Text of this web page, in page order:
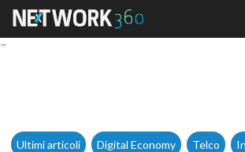
Autogrill e
Ultimi articoli Digital Economy Telco